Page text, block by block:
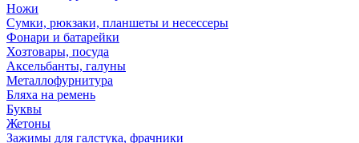
Ножи
Сумки, рюкзаки, планшеты и несессеры
Фонари и батарейки
Хозтовары, посуда
Аксельбанты, галуны
Металлофурнитура
Бляха на ремень
Буквы
Жетоны
Зажимы для галстука, фрачники